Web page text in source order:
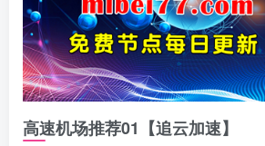
高速机场推荐01【追云加速】